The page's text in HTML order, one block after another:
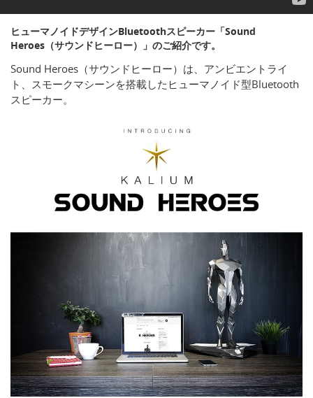
ヒューマノイドデザインBluetoothスピーカー「Sound
Heroes（サウンドヒーロー）」のご紹介です。
Sound Heroes（サウンドヒーロー）は、アンビエントライ
ト、スモークマシーンを搭載したヒューマノイド型Bluetooth
スピーカー。